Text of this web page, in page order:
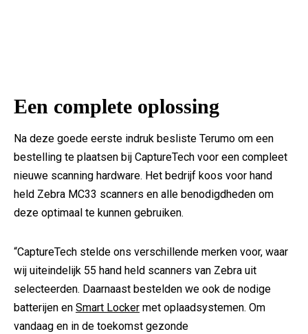
Een complete oplossing
Na deze goede eerste indruk besliste Terumo om een
bestelling te plaatsen bij CaptureTech voor een compleet
nieuwe scanning hardware. Het bedrijf koos voor hand
held Zebra MC33 scanners en alle benodigdheden om
deze optimaal te kunnen gebruiken.
“CaptureTech stelde ons verschillende merken voor, waar
wij uiteindelijk 55 hand held scanners van Zebra uit
selecteerden. Daarnaast bestelden we ook de nodige
batterijen en Smart Locker met oplaadsystemen. Om
vandaag en in de toekomst gezonde